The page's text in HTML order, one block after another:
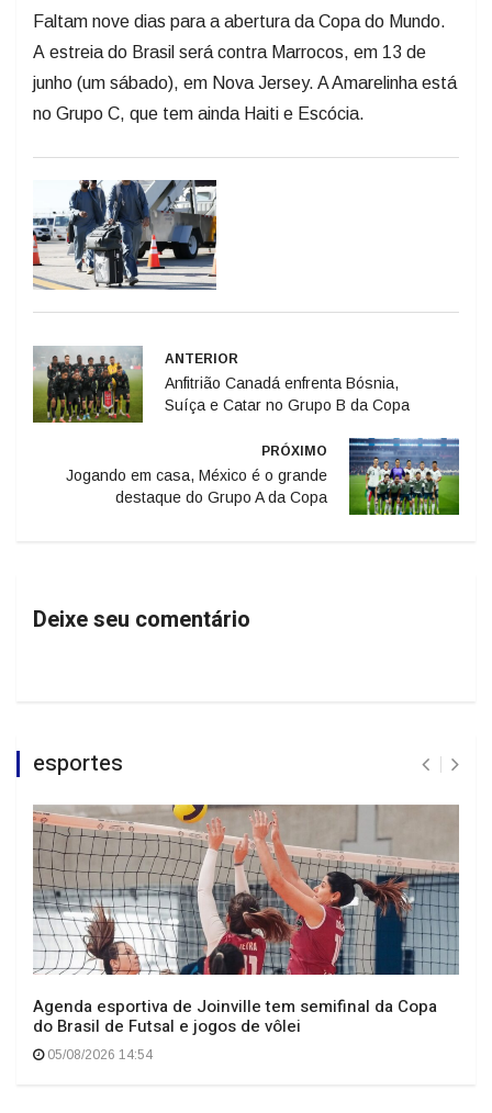
Faltam nove dias para a abertura da Copa do Mundo.
A estreia do Brasil será contra Marrocos, em 13 de
junho (um sábado), em Nova Jersey. A Amarelinha está
no Grupo C, que tem ainda Haiti e Escócia.
ANTERIOR
Anfitrião Canadá enfrenta Bósnia,
Suíça e Catar no Grupo B da Copa
PRÓXIMO
Jogando em casa, México é o grande
destaque do Grupo A da Copa
Deixe seu comentário
esportes
Agenda esportiva de Joinville tem semifinal da Copa
do Brasil de Futsal e jogos de vôlei
05/08/2026 14:54